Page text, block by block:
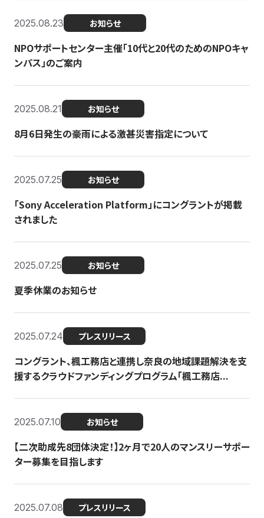
2025.08.23 お知らせ
NPOサポートセンター主催「10代と20代のためのNPOキャ
ンパス」のご案内
2025.08.21 お知らせ
8月6日発生の豪雨による激甚災害指定について
2025.07.25 お知らせ
「Sony Acceleration Platform」にコングラントが掲載
されました
2025.07.25 お知らせ
夏季休業のお知らせ
2025.07.24 プレスリリース
コングラント、楓工務店と連携し奈良の地域課題解決を支
援するクラウドファンディングプログラム「楓工務店...
2025.07.10 お知らせ
【二次助成先8団体決定！】2ヶ月で20人のマンスリーサポー
ター募集を目指します
2025.07.08 プレスリリース